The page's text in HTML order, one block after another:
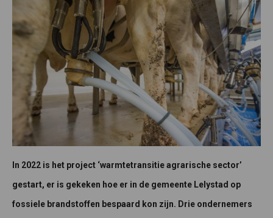
In 2022 is het project ‘warmtetransitie agrarische sector’
gestart, er is gekeken hoe er in de gemeente Lelystad op
fossiele brandstoffen bespaard kon zijn. Drie ondernemers